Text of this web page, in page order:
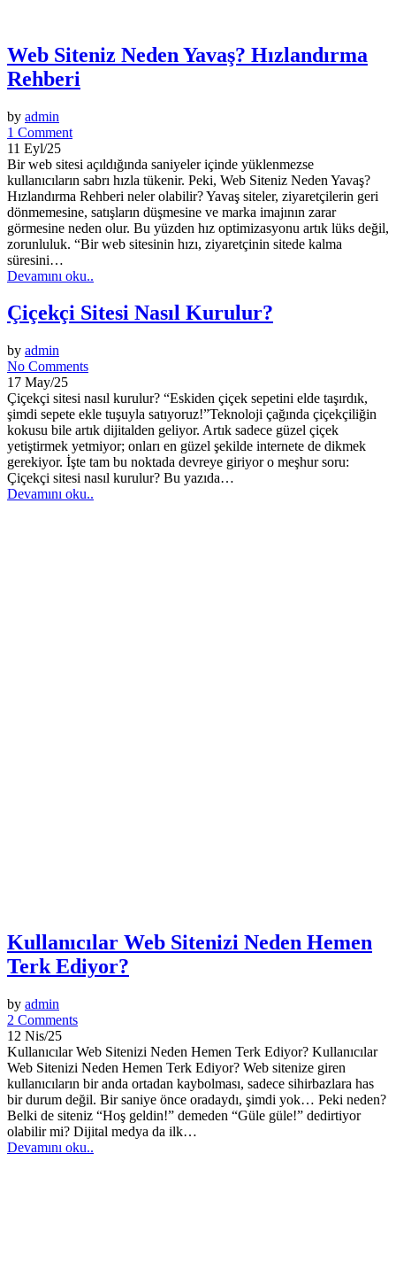
Web Siteniz Neden Yavaş? Hızlandırma
Rehberi
by admin
1 Comment
11 Eyl/25
Bir web sitesi açıldığında saniyeler içinde yüklenmezse
kullanıcıların sabrı hızla tükenir. Peki, Web Siteniz Neden Yavaş?
Hızlandırma Rehberi neler olabilir? Yavaş siteler, ziyaretçilerin geri
dönmemesine, satışların düşmesine ve marka imajının zarar
görmesine neden olur. Bu yüzden hız optimizasyonu artık lüks değil,
zorunluluk. “Bir web sitesinin hızı, ziyaretçinin sitede kalma
süresini…
Devamını oku..
Çiçekçi Sitesi Nasıl Kurulur?
by admin
No Comments
17 May/25
Çiçekçi sitesi nasıl kurulur? “Eskiden çiçek sepetini elde taşırdık,
şimdi sepete ekle tuşuyla satıyoruz!”Teknoloji çağında çiçekçiliğin
kokusu bile artık dijitalden geliyor. Artık sadece güzel çiçek
yetiştirmek yetmiyor; onları en güzel şekilde internete de dikmek
gerekiyor. İşte tam bu noktada devreye giriyor o meşhur soru:
Çiçekçi sitesi nasıl kurulur? Bu yazıda…
Devamını oku..
Kullanıcılar Web Sitenizi Neden Hemen
Terk Ediyor?
by admin
2 Comments
12 Nis/25
Kullanıcılar Web Sitenizi Neden Hemen Terk Ediyor? Kullanıcılar
Web Sitenizi Neden Hemen Terk Ediyor? Web sitenize giren
kullanıcıların bir anda ortadan kaybolması, sadece sihirbazlara has
bir durum değil. Bir saniye önce oradaydı, şimdi yok… Peki neden?
Belki de siteniz “Hoş geldin!” demeden “Güle güle!” dedirtiyor
olabilir mi? Dijital medya da ilk…
Devamını oku..